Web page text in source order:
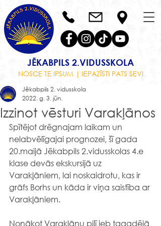
JĒKABPILS 2.VIDUSSKOLA
NOSCE TE IPSUM | IEPAZĪSTI PATS SEVI
Izzinot vēsturi Varakļānos
Jēkabpils 2. vidusskola
2022. g. 3. jūn.
Spītējot drēgnajam laikam un
nelabvēlīgajai prognozei, šī gada
20.maijā Jēkabpils 2.vidusskolas 4.e
klase devās ekskursijā uz
Varakļāniem, lai noskaidrotu, kas ir
grāfs Borhs un kāda ir viņa saistība ar
Varakļāniem.
Nonākot Varakļānu pilī jeb tagadējā